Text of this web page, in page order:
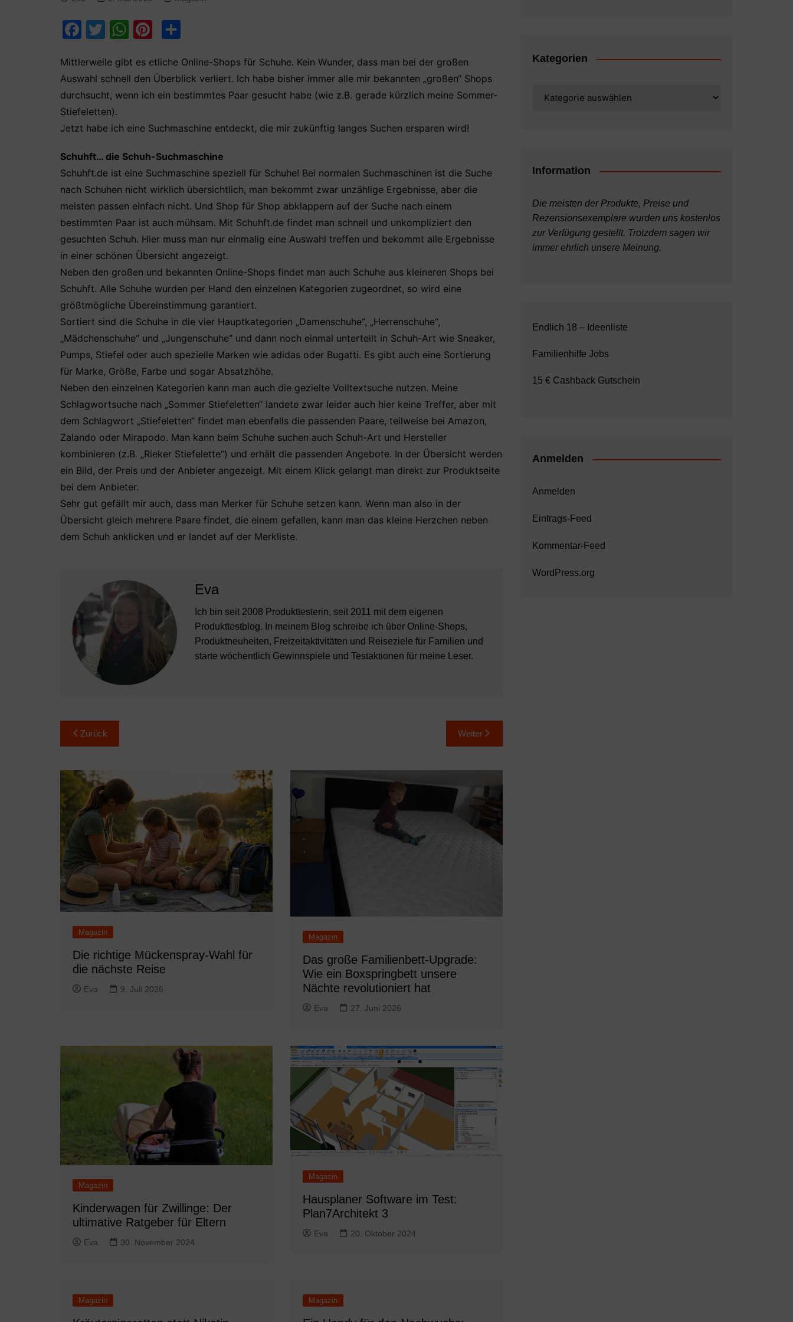
F
c
e
b
o
k
T
itt
er
W
at
s
A
p
Pi
er
e
st
le
n
Mittlerweile gibt es etliche Online-Shops für Schuhe. Kein Wunder, dass man bei der großen
Auswahl schnell den Überblick verliert. Ich habe bisher immer alle mir bekannten „großen“ Shops
durchsucht, wenn ich ein bestimmtes Paar gesucht habe (wie z.B. gerade kürzlich meine Sommer-
Stiefeletten).
Jetzt habe ich eine Suchmaschine entdeckt, die mir zukünftig langes Suchen ersparen wird!
Schuhft… die Schuh-Suchmaschine
Schuhft.de ist eine Suchmaschine speziell für Schuhe! Bei normalen Suchmaschinen ist die Suche
nach Schuhen nicht wirklich übersichtlich, man bekommt zwar unzählige Ergebnisse, aber die
meisten passen einfach nicht. Und Shop für Shop abklappern auf der Suche nach einem
bestimmten Paar ist auch mühsam. Mit Schuhft.de findet man schnell und unkompliziert den
gesuchten Schuh. Hier muss man nur einmalig eine Auswahl treffen und bekommt alle Ergebnisse
in einer schönen Übersicht angezeigt.
Neben den großen und bekannten Online-Shops findet man auch Schuhe aus kleineren Shops bei
Schuhft. Alle Schuhe wurden per Hand den einzelnen Kategorien zugeordnet, so wird eine
größtmögliche Übereinstimmung garantiert.
Sortiert sind die Schuhe in die vier Hauptkategorien „Damenschuhe“, „Herrenschuhe“,
„Mädchenschuhe“ und „Jungenschuhe“ und dann noch einmal unterteilt in Schuh-Art wie Sneaker,
Pumps, Stiefel oder auch spezielle Marken wie adidas oder Bugatti. Es gibt auch eine Sortierung
für Marke, Größe, Farbe und sogar Absatzhöhe.
Neben den einzelnen Kategorien kann man auch die gezielte Volltextsuche nutzen. Meine
Schlagwortsuche nach „Sommer Stiefeletten“ landete zwar leider auch hier keine Treffer, aber mit
dem Schlagwort „Stiefeletten“ findet man ebenfalls die passenden Paare, teilweise bei Amazon,
Zalando oder Mirapodo. Man kann beim Schuhe suchen auch Schuh-Art und Hersteller
kombinieren (z.B. „Rieker Stiefelette“) und erhält die passenden Angebote. In der Übersicht werden
ein Bild, der Preis und der Anbieter angezeigt. Mit einem Klick gelangt man direkt zur Produktseite
bei dem Anbieter.
Sehr gut gefällt mir auch, dass man Merker für Schuhe setzen kann. Wenn man also in der
Übersicht gleich mehrere Paare findet, die einem gefallen, kann man das kleine Herzchen neben
dem Schuh anklicken und er landet auf der Merkliste.
Eva
Ich bin seit 2008 Produkttesterin, seit 2011 mit dem eigenen
Produkttestblog. In meinem Blog schreibe ich über Online-Shops,
Produktneuheiten, Freizeitaktivitäten und Reiseziele für Familien und
starte wöchentlich Gewinnspiele und Testaktionen für meine Leser.
Beitragsnavigation
Zurück Weiter
Magazin
Die richtige Mückenspray-Wahl für
die nächste Reise
Eva 9. Juli 2026
Magazin
Das große Familienbett-Upgrade:
Wie ein Boxspringbett unsere
Nächte revolutioniert hat
Eva 27. Juni 2026
Magazin
Kinderwagen für Zwillinge: Der
ultimative Ratgeber für Eltern
Eva 30. November 2024
Magazin
Hausplaner Software im Test:
Plan7Architekt 3
Eva 20. Oktober 2024
Magazin Magazin
Kategorien
Information
Die meisten der Produkte, Preise und
Rezensionsexemplare wurden uns kostenlos
zur Verfügung gestellt. Trotzdem sagen wir
immer ehrlich unsere Meinung.
Endlich 18 – Ideenliste
Familienhilfe Jobs
15 € Cashback Gutschein
Anmelden
Anmelden
Eintrags-Feed
Kommentar-Feed
WordPress.org